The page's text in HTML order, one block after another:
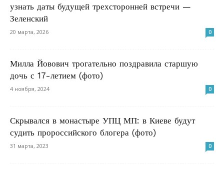
узнать даты будущей трехсторонней встречи —
Зеленский
20 марта, 2026 0
Милла Йовович трогательно поздравила старшую
дочь с 17-летием (фото)
4 ноября, 2024 0
Скрывался в монастыре УПЦ МП: в Киеве будут
судить пророссийского блогера (фото)
31 марта, 2023 0